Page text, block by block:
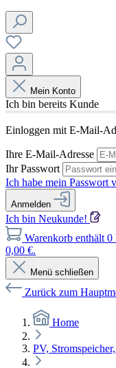
Mein Konto
Ich bin bereits Kunde
Einloggen mit E-Mail-
Ihre E-Mail-Adresse
Ihr Passwort
Ich habe mein Passwort
Anmelden
Ich bin Neukunde!
Warenkorb enthält
0,00 €.
Menü schließen
Zurück zum
Home
PV,